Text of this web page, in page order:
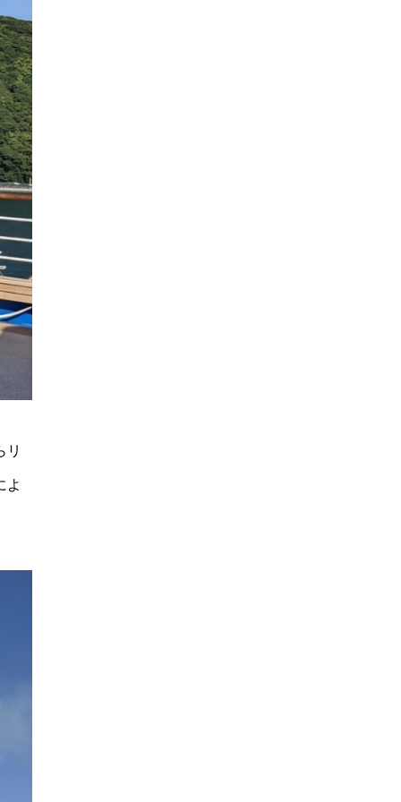
リ
よ